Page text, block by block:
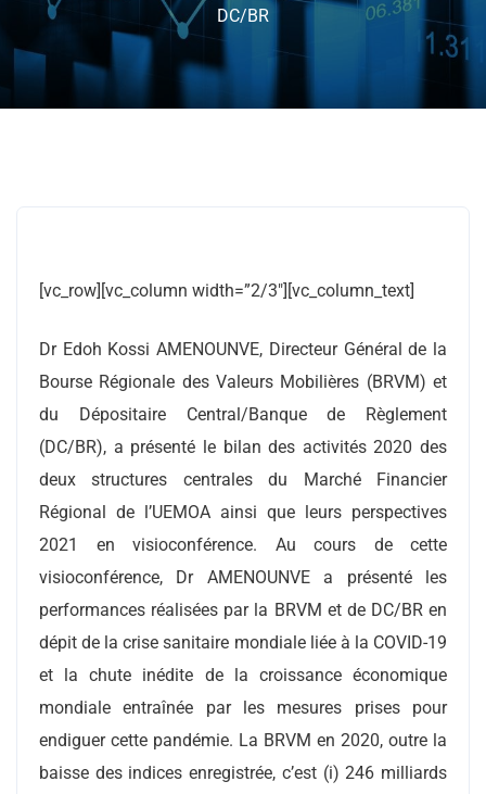
DC/BR
[vc_row][vc_column width=”2/3″][vc_column_text]
Dr Edoh Kossi AMENOUNVE, Directeur Général de la
Bourse Régionale des Valeurs Mobilières (BRVM) et
du Dépositaire Central/Banque de Règlement
(DC/BR), a présenté le bilan des activités 2020 des
deux structures centrales du Marché Financier
Régional de l’UEMOA ainsi que leurs perspectives
2021 en visioconférence. Au cours de cette
visioconférence, Dr AMENOUNVE a présenté les
performances réalisées par la BRVM et de DC/BR en
dépit de la crise sanitaire mondiale liée à la COVID-19
et la chute inédite de la croissance économique
mondiale entraînée par les mesures prises pour
endiguer cette pandémie. La BRVM en 2020, outre la
baisse des indices enregistrée, c’est (i) 246 milliards